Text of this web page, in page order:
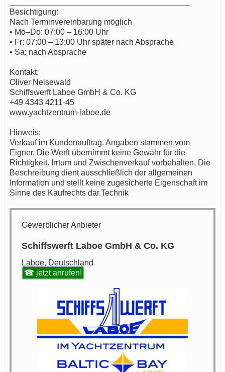
Besichtigung:
Nach Terminvereinbarung möglich
• Mo–Do: 07:00 – 16:00 Uhr
• Fr: 07:00 – 13:00 Uhr später nach Absprache
• Sa: nach Absprache
Kontakt:
Oliver Neisewald
Schiffswerft Laboe GmbH & Co. KG
+49 4343 4211-45
www.yachtzentrum-laboe.de
Hinweis:
Verkauf im Kundenauftrag. Angaben stammen vom
Eigner. Die Werft übernimmt keine Gewähr für die
Richtigkeit. Irrtum und Zwischenverkauf vorbehalten. Die
Beschreibung dient ausschließlich der allgemeinen
Information und stellt keine zugesicherte Eigenschaft im
Sinne des Kaufrechts dar.Technik
Gewerblicher Anbieter
Schiffswerft Laboe GmbH & Co. KG
Laboe, Deutschland
☎ jetzt anrufen!